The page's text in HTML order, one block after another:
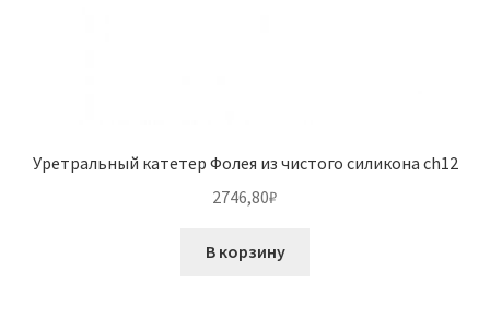
Уретральный катетер Фолея из чистого силикона ch12
2746,80₽
В корзину